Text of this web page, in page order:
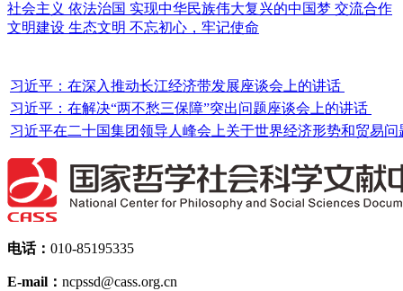
社会主义 依法治国 实现中华民族伟大复兴的中国梦 交流合作
文明建设 生态文明 不忘初心，牢记使命
习近平：在深入推动长江经济带发展座谈会上的讲话
习近平：在解决“两不愁三保障”突出问题座谈会上的讲话
习近平在二十国集团领导人峰会上关于世界经济形势和贸易
电话： 010-85195335
E-mail： ncpssd@cass.org.cn